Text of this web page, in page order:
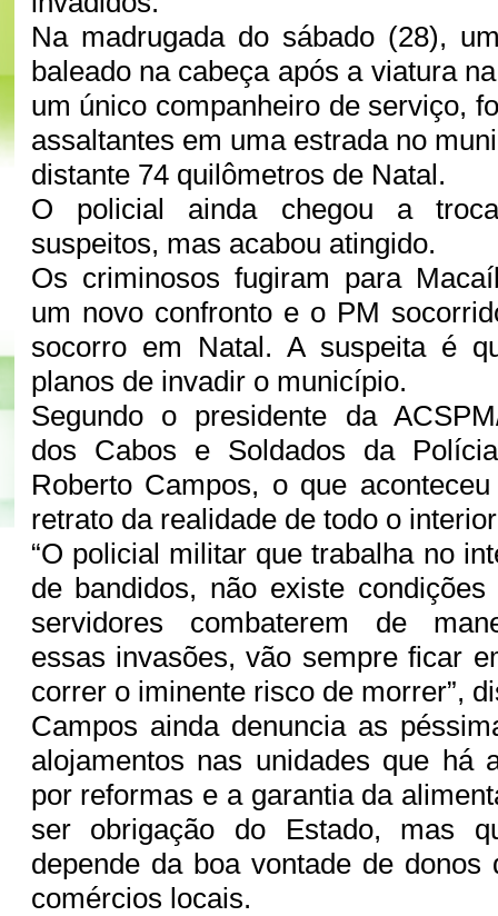
Na madrugada do sábado (28),
baleado na cabeça após a viatura
um único companheiro de serviço,
assaltantes em uma estrada no
distante 74 quilômetros de Natal.
O policial ainda chegou a
suspeitos, mas acabou atingido.
Os criminosos fugiram para
um novo confronto e o PM
socorro em Natal. A suspeita é
planos de invadir o município.
Segundo o presidente da
dos Cabos e Soldados da
Roberto Campos, o que
retrato da realidade de todo o
“O policial militar que trabalha no
de bandidos, não existe condições
servidores combaterem de
essas invasões, vão sempre ficar
correr o iminente risco de morrer”,
Campos ainda denuncia as
alojamentos nas unidades que há
por reformas e a garantia da
ser obrigação do Estado, mas
depende da boa vontade de donos
comércios locais.